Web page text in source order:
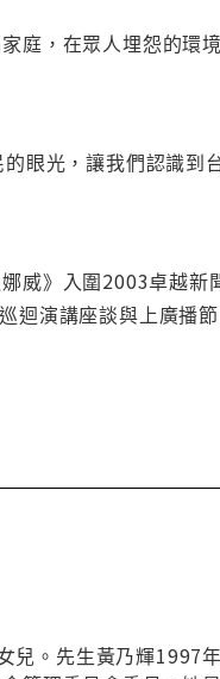
庭，在眾人埋怨的環
眼光，讓我們認識到
威》入圍2003卓越
演講座談與上廣播節
。先生黃乃輝1997